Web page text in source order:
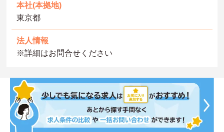
本社(本拠地)
東京都
法人情報
※詳細はお問合せください